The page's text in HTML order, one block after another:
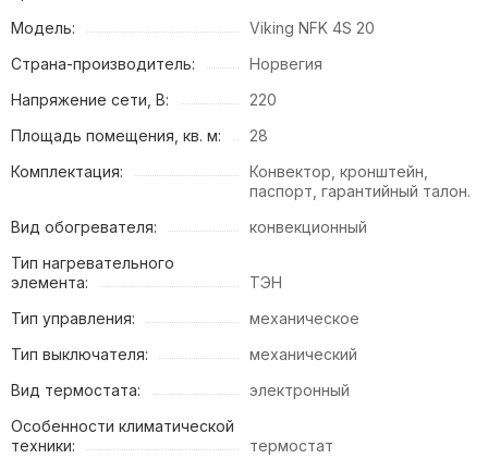
Модель:
Viking NFK 4S 20
Страна-производитель:
Норвегия
Напряжение сети, В:
220
Площадь помещения, кв. м:
28
Комплектация:
Конвектор, кронштейн,
паспорт, гарантийный талон.
Вид обогревателя:
конвекционный
Тип нагревательного
элемента:
ТЭН
Тип управления:
механическое
Тип выключателя:
механический
Вид термостата:
электронный
Особенности климатической
техники:
термостат